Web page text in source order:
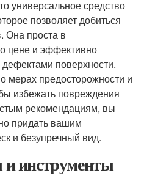
универсальное средство
позволяет добиться
Она проста в
цене и эффективно
поверхности.
мерах предосторожности и
избежать повреждения
рекомендациям, вы
придать вашим
и безупречный вид.
инструменты